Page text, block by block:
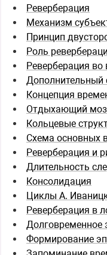
Реверберация
Механизм
Принцип
Роль
Реверберация
Дополнительный
Концепция
Отдыхающий
Кольцевые
Схема основных
Реверберация и
Длительность
Консолидация
Циклы А.
Реверберация в
Долговременное
Формирование